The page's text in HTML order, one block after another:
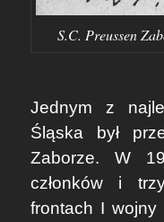
S.C. Preussen
Jednym z
Śląska był
Zaborze. W
członków i
frontach I wojny